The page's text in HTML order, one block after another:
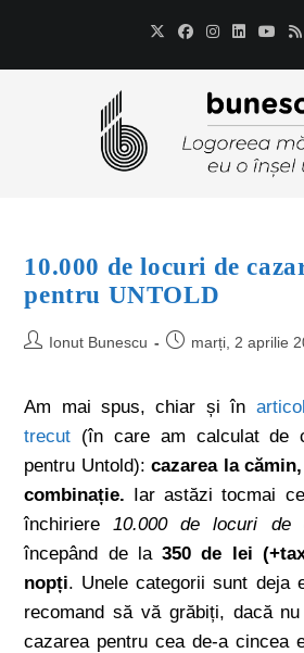
10.000 de locuri de
pentru UNTOLD
Ionut Bunescu marți, 2 aprilie
Am mai spus, chiar și în
trecut (în care am calculat de
pentru Untold):cazarea la
combinație. Iar astăzi tocmai
închiriere10.000 de locuri de
începând de la350 de lei
nopți. Unele categorii sunt deja
recomand să vă grăbiți, dacă
cazarea pentru cea de-a cincea